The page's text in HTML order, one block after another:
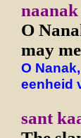
O
may
O
eenheid
sant